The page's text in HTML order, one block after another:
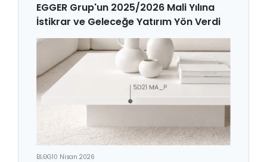
EGGER Grup'un 2025/2026 Mali Yılına
İstikrar ve Geleceğe Yatırım Yön Verdi
BLOG10 Nisan 2026